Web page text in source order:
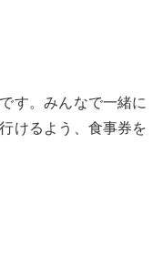
す。みんなで一緒に
けるよう、食事券を